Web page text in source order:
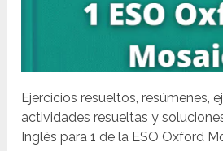
Ejercicios resueltos, resúmenes,
actividades resueltas y
Inglés para 1 de la ESO Oxford